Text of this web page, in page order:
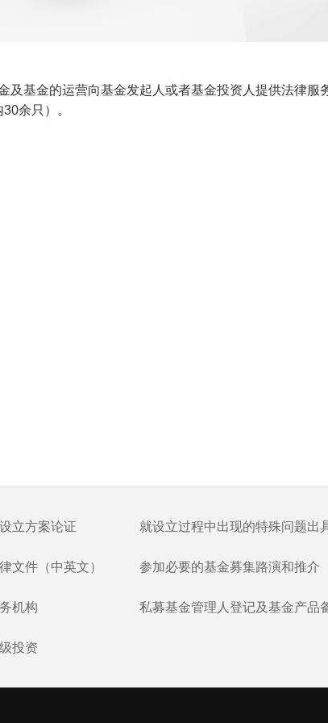
及基金的运营向基金发起人或者基金投资人提供法律服
30余只）。
立方案论证 就设立过程中出现的特殊问题出
文件（中英文） 参加必要的基金募集路演和推介
机构 私募基金管理人登记及基金产品
投资